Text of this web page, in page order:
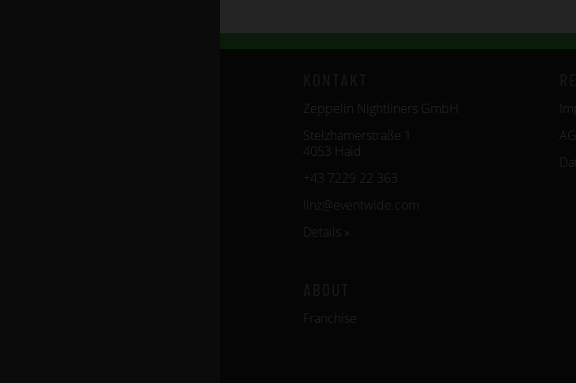
Zeppelin Nightliners GmbH
Stelzhamerstraße 1
4053 Haid
+43 7229 22 363
linz@eventwide.com
Details »
Franchise